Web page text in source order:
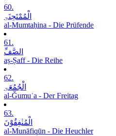
60.
الْمُمْتَحِنَۃِ
al-Mumtaḥina - Die Prüfende
61.
الصَّفِّ
aṣ-Ṣaff - Die Reihe
62.
الْجُمُعَۃِ
al-Ǧumuʿa - Der Freitag
63.
الْمُنٰفِقُوْنَ
al-Munāfiqūn - Die Heuchler